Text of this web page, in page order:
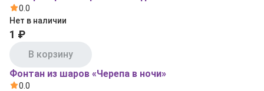
0.0
Нет в наличии
1 ₽
В корзину
Фонтан из шаров «Черепа в ночи»
0.0